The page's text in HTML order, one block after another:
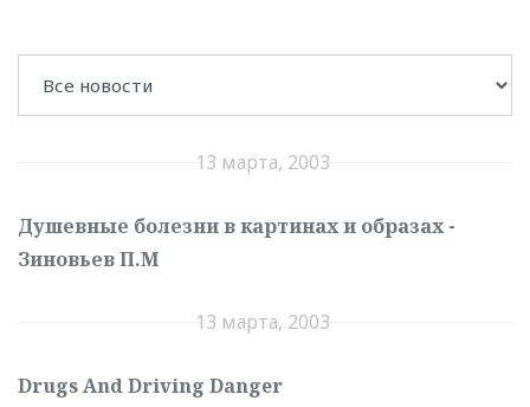
13 марта, 2003
Душевные болезни в картинах и образах -
Зиновьев П.М
13 марта, 2003
Drugs And Driving Danger